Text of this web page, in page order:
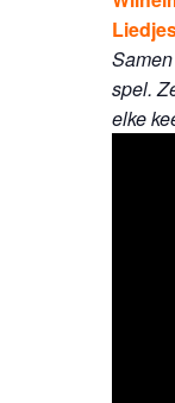
spel.
elke